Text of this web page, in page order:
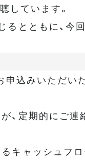
しています。
るとともに、今
込みいただい
、定期的にご連
キャッシュフ